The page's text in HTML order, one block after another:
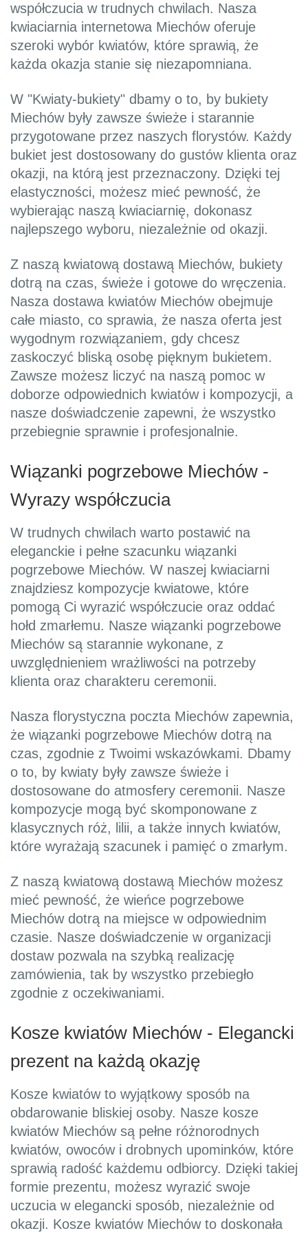
współczucia w trudnych chwilach. Nasza
kwiaciarnia internetowa Miechów oferuje
szeroki wybór kwiatów, które sprawią, że
każda okazja stanie się niezapomniana.
W "Kwiaty-bukiety" dbamy o to, by bukiety
Miechów były zawsze świeże i starannie
przygotowane przez naszych florystów. Każdy
bukiet jest dostosowany do gustów klienta oraz
okazji, na którą jest przeznaczony. Dzięki tej
elastyczności, możesz mieć pewność, że
wybierając naszą kwiaciarnię, dokonasz
najlepszego wyboru, niezależnie od okazji.
Z naszą kwiatową dostawą Miechów, bukiety
dotrą na czas, świeże i gotowe do wręczenia.
Nasza dostawa kwiatów Miechów obejmuje
całe miasto, co sprawia, że nasza oferta jest
wygodnym rozwiązaniem, gdy chcesz
zaskoczyć bliską osobę pięknym bukietem.
Zawsze możesz liczyć na naszą pomoc w
doborze odpowiednich kwiatów i kompozycji, a
nasze doświadczenie zapewni, że wszystko
przebiegnie sprawnie i profesjonalnie.
Wiązanki pogrzebowe Miechów -
Wyrazy współczucia
W trudnych chwilach warto postawić na
eleganckie i pełne szacunku wiązanki
pogrzebowe Miechów. W naszej kwiaciarni
znajdziesz kompozycje kwiatowe, które
pomogą Ci wyrazić współczucie oraz oddać
hołd zmarłemu. Nasze wiązanki pogrzebowe
Miechów są starannie wykonane, z
uwzględnieniem wrażliwości na potrzeby
klienta oraz charakteru ceremonii.
Nasza florystyczna poczta Miechów zapewnia,
że wiązanki pogrzebowe Miechów dotrą na
czas, zgodnie z Twoimi wskazówkami. Dbamy
o to, by kwiaty były zawsze świeże i
dostosowane do atmosfery ceremonii. Nasze
kompozycje mogą być skomponowane z
klasycznych róż, lilii, a także innych kwiatów,
które wyrażają szacunek i pamięć o zmarłym.
Z naszą kwiatową dostawą Miechów możesz
mieć pewność, że wieńce pogrzebowe
Miechów dotrą na miejsce w odpowiednim
czasie. Nasze doświadczenie w organizacji
dostaw pozwala na szybką realizację
zamówienia, tak by wszystko przebiegło
zgodnie z oczekiwaniami.
Kosze kwiatów Miechów - Elegancki
prezent na każdą okazję
Kosze kwiatów to wyjątkowy sposób na
obdarowanie bliskiej osoby. Nasze kosze
kwiatów Miechów są pełne różnorodnych
kwiatów, owoców i drobnych upominków, które
sprawią radość każdemu odbiorcy. Dzięki takiej
formie prezentu, możesz wyrazić swoje
uczucia w elegancki sposób, niezależnie od
okazji. Kosze kwiatów Miechów to doskonała